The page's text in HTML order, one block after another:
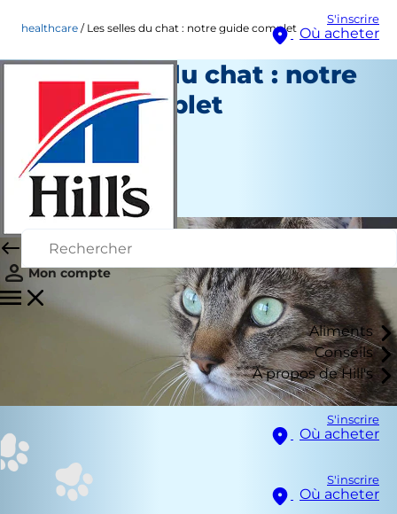
S'inscrire
Où acheter
Mon compte
Aliments
Conseils
À propos de Hill's
S'inscrire
Où acheter
S'inscrire
Où acheter
healthcare Les selles du chat : notre guide complet
Les selles du chat : notre
guide complet
Soins de santé
Christine O'Brien
|
Juillet 09, 2018